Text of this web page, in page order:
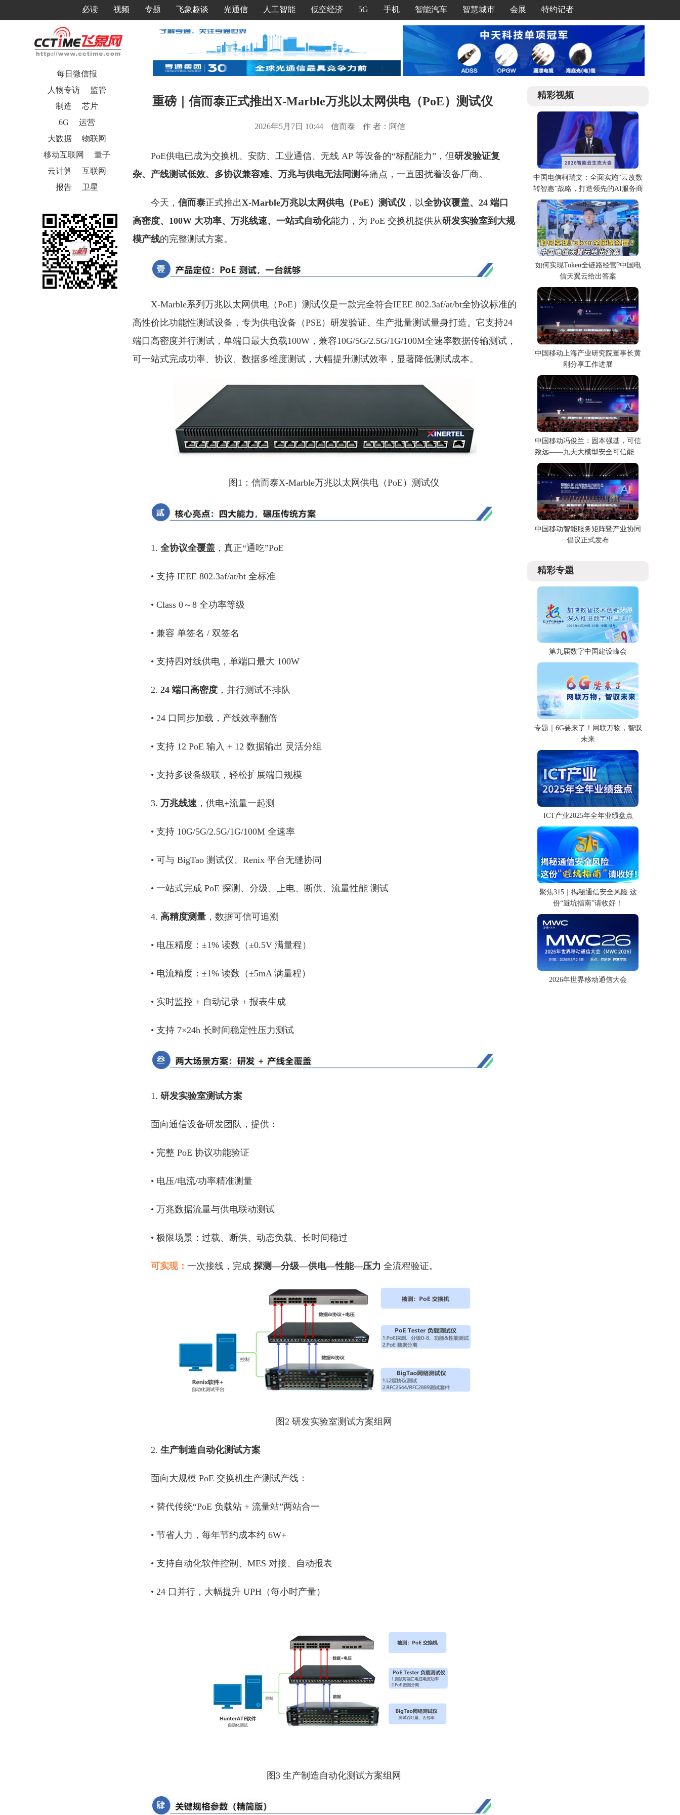
必读 视频 专题 飞象趣谈 光通信 人工智能 低空经济 5G 手机 智能汽车 智慧城市 会展 特约记者
每日微信报
人物专访
监管
制造
芯片
6G
运营
大数据
物联网
移动互联网
量子
云计算
互联网
报告
卫星
重磅｜信而泰正式推出X-Marble万兆以太网供电（PoE）测试仪
2026年5月7日 10:44 信而泰 作 者：阿信
PoE供电已成为交换机、安防、工业通信、无线 AP 等设备的“标配能力”，但研发验证复
杂、产线测试低效、多协议兼容难、万兆与供电无法同测等痛点，一直困扰着设备厂商。
今天， 信而泰正式推出X-Marble万兆以太网供电（PoE）测试仪 ，以全协议覆盖、 24 端口
高密度、 100W 大功率、万兆线速、一站式自动化能力，为 PoE 交换机提供从研发实验室到大规
模产线的完整测试方案。
X-Marble系列万兆以太网供电（PoE）测试仪是一款完全符合IEEE 802.3af/at/bt全协议标准的
高性价比功能性测试设备，专为供电设备（PSE）研发验证、生产批量测试量身打造。它支持24
端口高密度并行测试，单端口最大负载100W，兼容10G/5G/2.5G/1G/100M全速率数据传输测试，
可一站式完成功率、协议、数据多维度测试，大幅提升测试效率，显著降低测试成本。
图1：信而泰X-Marble万兆以太网供电（PoE）测试仪
1. 全协议全覆盖 ，真正“通吃”PoE
• 支持 IEEE 802.3af/at/bt 全标准
• Class 0～8 全功率等级
• 兼容 单签名 / 双签名
• 支持四对线供电，单端口最大 100W
2. 24 端口高密度 ，并行测试不排队
• 24 口同步加载，产线效率翻倍
• 支持 12 PoE 输入 + 12 数据输出 灵活分组
• 支持多设备级联，轻松扩展端口规模
3. 万兆线速 ，供电+流量一起测
• 支持 10G/5G/2.5G/1G/100M 全速率
• 可与 BigTao 测试仪、Renix 平台无缝协同
• 一站式完成 PoE 探测、分级、上电、断供、流量性能 测试
4. 高精度测量 ，数据可信可追溯
• 电压精度：±1% 读数（±0.5V 满量程）
• 电流精度：±1% 读数（±5mA 满量程）
• 实时监控 + 自动记录 + 报表生成
• 支持 7×24h 长时间稳定性压力测试
1. 研发实验室测试方案
面向通信设备研发团队，提供：
• 完整 PoE 协议功能验证
• 电压/电流/功率精准测量
• 万兆数据流量与供电联动测试
• 极限场景：过载、断供、动态负载、长时间稳过
可实现： 一次接线，完成 探测—分级—供电—性能—压力 全流程验证。
图2 研发实验室测试方案组网
2. 生产制造自动化测试方案
面向大规模 PoE 交换机生产测试产线：
• 替代传统“PoE 负载站 + 流量站”两站合一
• 节省人力，每年节约成本约 6W+
• 支持自动化软件控制、MES 对接、自动报表
• 24 口并行，大幅提升 UPH（每小时产量）
图3 生产制造自动化测试方案组网
精彩视频
中国电信柯瑞文：全面实施“云改数
转智惠”战略，打造领先的AI服务商
如何实现Token全链路经营?中国电
信天翼云给出答案
中国移动上海产业研究院董事长黄
刚分享工作进展
中国移动冯俊兰：固本强基，可信
致远——九天大模型安全可信能力
全景展示
中国移动智能服务矩阵暨产业协同
倡议正式发布
精彩专题
第九届数字中国建设峰会
专题｜6G要来了！网联万物，智驭
未来
ICT产业2025年全年业绩盘点
聚焦315｜揭秘通信安全风险 这
份“避坑指南”请收好！
2026年世界移动通信大会